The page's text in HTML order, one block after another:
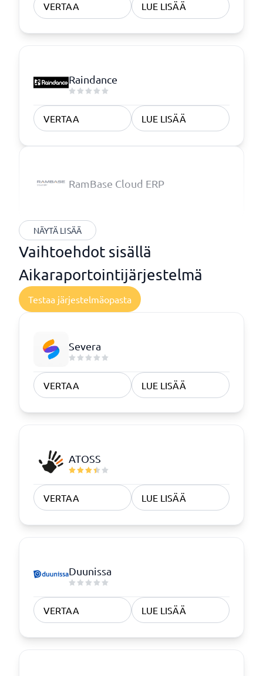
VERTAA LUE LISÄÄ
Raindance
VERTAA LUE LISÄÄ
RamBase Cloud ERP
NÄYTÄ LISÄÄ
Vaihtoehdot sisällä
Aikaraportointijärjestelmä
Testaa järjestelmäopasta
Severa
VERTAA LUE LISÄÄ
ATOSS
VERTAA LUE LISÄÄ
Duunissa
VERTAA LUE LISÄÄ